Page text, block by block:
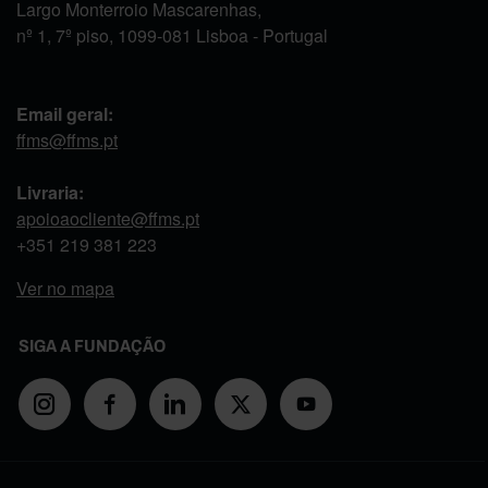
Largo Monterroio Mascarenhas,
nº 1, 7º piso, 1099-081 Lisboa - Portugal
Email geral:
ffms@ffms.pt
Livraria:
apoioaocliente@ffms.pt
+351 219 381 223
Ver no mapa
SIGA A FUNDAÇÃO